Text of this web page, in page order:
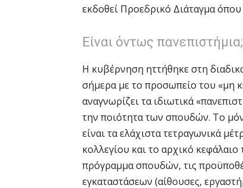
εκδοθεί Προεδρικό Διάταγμα όπου
Είναι όντως πανεπιστήμια;
Η κυβέρνηση ηττήθηκε στη
σήμερα με το προσωπείο του «μη
αναγνωρίζει τα ιδιωτικά
την ποιότητα των σπουδών. Το
είναι τα ελάχιστα τετραγωνικά
κολλεγίου και το αρχικό
πρόγραμμα σπουδών, τις
εγκαταστάσεων (αίθουσες,